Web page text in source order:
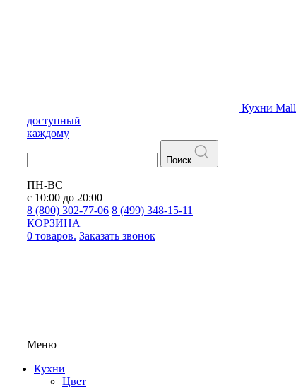
Кухни Mall
доступный
каждому
Поиск
ПН-ВС
с 10:00 до 20:00
8 (800) 302-77-06 8 (499) 348-15-11
КОРЗИНА
0 товаров. Заказать звонок
Меню
Кухни
Цвет